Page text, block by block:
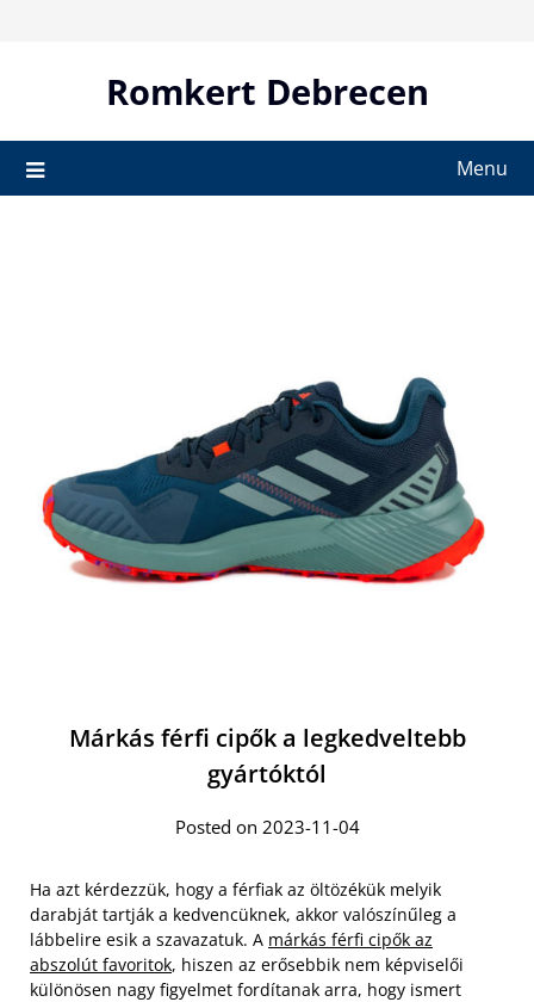
Romkert Debrecen
Menu
Márkás férfi cipők a legkedveltebb
gyártóktól
Posted on 2023-11-04
Ha azt kérdezzük, hogy a férfiak az öltözékük melyik
darabját tartják a kedvencüknek, akkor valószínűleg a
lábbelire esik a szavazatuk. A márkás férfi cipők az
abszolút favoritok, hiszen az erősebbik nem képviselői
különösen nagy figyelmet fordítanak arra, hogy ismert